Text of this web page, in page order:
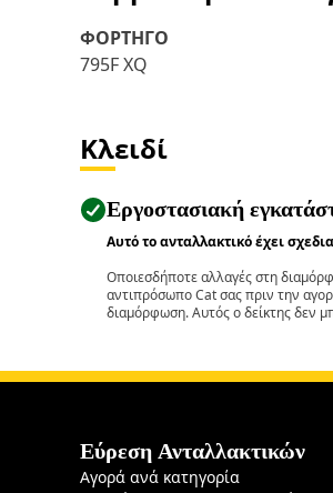
ΦΟΡΤΗΓΟ
795F XQ
Κλειδί
Εργοστασιακή
Αυτό το ανταλλακτικό έχει
Οποιεσδήποτε αλλαγές στη
αντιπρόσωπο Cat σας πριν την
διαμόρφωση. Αυτός ο δείκτης δεν
Εύρεση Ανταλλακτικών
Αγορά ανά κατηγορία